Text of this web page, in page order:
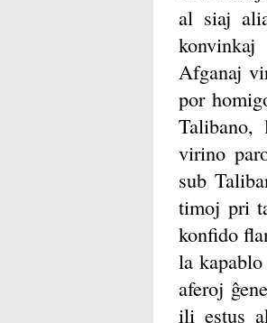
al siaj
Afganaj
por
Talibano,
virino
sub
timoj pri
konfido
la
aferoj
ili estus